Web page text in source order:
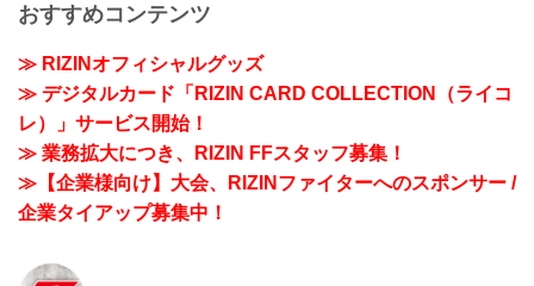
おすすめコンテンツ
≫ RIZINオフィシャルグッズ
≫ デジタルカード「RIZIN CARD COLLECTION（ライコ
レ）」サービス開始！
≫ 業務拡大につき、RIZIN FFスタッフ募集！
≫【企業様向け】大会、RIZINファイターへのスポンサー /
企業タイアップ募集中！